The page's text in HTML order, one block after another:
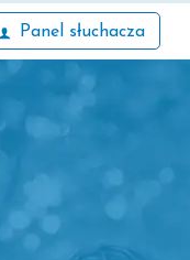
Panel słuchacza